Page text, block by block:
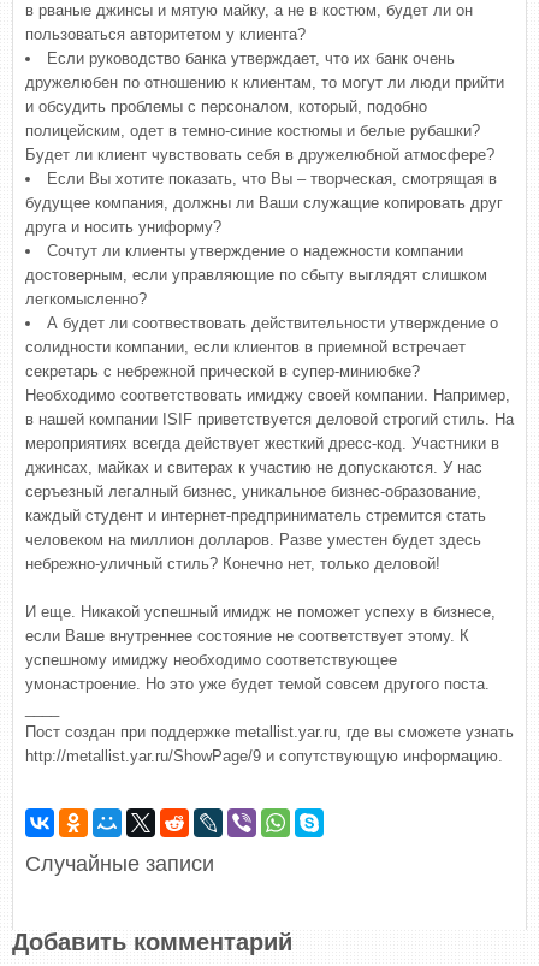
в рваные джинсы и мятую майку, а не в костюм, будет ли он
пользоваться авторитетом у клиента?
Если руководство банка утверждает, что их банк очень
дружелюбен по отношению к клиентам, то могут ли люди прийти
и обсудить проблемы с персоналом, который, подобно
полицейским, одет в темно-синие костюмы и белые рубашки?
Будет ли клиент чувствовать себя в дружелюбной атмосфере?
Если Вы хотите показать, что Вы – творческая, смотрящая в
будущее компания, должны ли Ваши служащие копировать друг
друга и носить униформу?
Сочтут ли клиенты утверждение о надежности компании
достоверным, если управляющие по сбыту выглядят слишком
легкомысленно?
А будет ли соотвествовать действительности утверждение о
солидности компании, если клиентов в приемной встречает
секретарь с небрежной прической в супер-миниюбке?
Необходимо соответствовать имиджу своей компании. Например,
в нашей компании ISIF приветствуется деловой строгий стиль. На
мероприятиях всегда действует жесткий дресс-код. Участники в
джинсах, майках и свитерах к участию не допускаются. У нас
серъезный легалный бизнес, уникальное бизнес-образование,
каждый студент и интернет-предприниматель стремится стать
человеком на миллион долларов. Разве уместен будет здесь
небрежно-уличный стиль? Конечно нет, только деловой!
И еще. Никакой успешный имидж не поможет успеху в бизнесе,
если Ваше внутреннее состояние не соответствует этому. К
успешному имиджу необходимо соответствующее
умонастроение. Но это уже будет темой совсем другого поста.
Пост создан при поддержке metallist.yar.ru, где вы сможете узнать
http://metallist.yar.ru/ShowPage/9 и сопутствующую информацию.
Случайные записи
Добавить комментарий